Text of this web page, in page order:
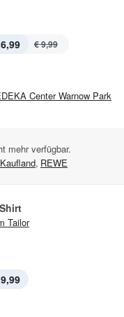
€ 9,99
Center Warnow Park
mehr verfügbar.
Kaufland, REWE
Tailor